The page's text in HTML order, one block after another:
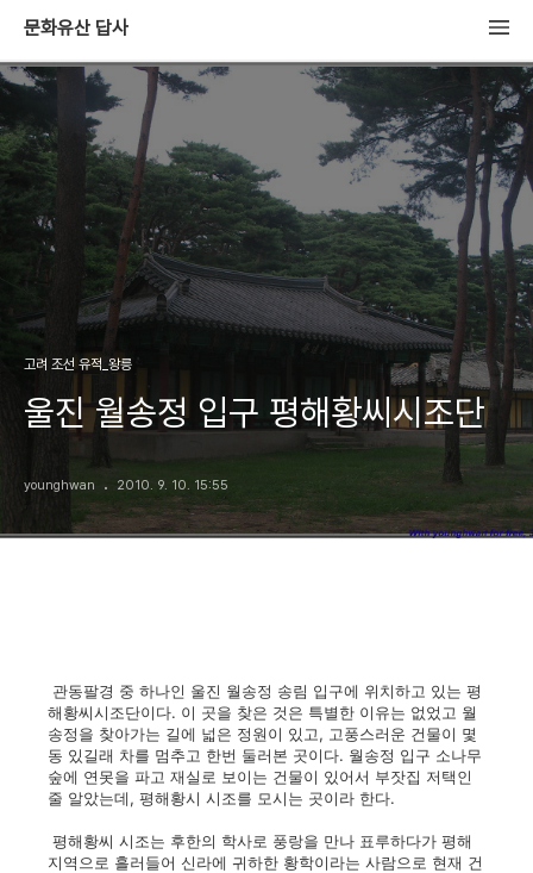
문화유산 답사
고려 조선 유적_왕릉
울진 월송정 입구 평해황씨시조단
younghwan 2010. 9. 10. 15:55
관동팔경 중 하나인 울진 월송정 송림 입구에 위치하고 있는 평
해황씨시조단이다. 이 곳을 찾은 것은 특별한 이유는 없었고 월
송정을 찾아가는 길에 넓은 정원이 있고, 고풍스러운 건물이 몇
동 있길래 차를 멈추고 한번 둘러본 곳이다. 월송정 입구 소나무
숲에 연못을 파고 재실로 보이는 건물이 있어서 부잣집 저택인
줄 알았는데, 평해황시 시조를 모시는 곳이라 한다.
평해황씨 시조는 후한의 학사로 풍랑을 만나 표루하다가 평해
지역으로 흘러들어 신라에 귀하한 황학이라는 사람으로 현재 건